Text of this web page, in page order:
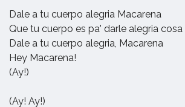
Dale a tu cuerpo alegria Macarena
Que tu cuerpo es pa' darle alegria cosa
Dale a tu cuerpo alegria, Macarena
Hey Macarena!
(Ay!)
(Ay! Ay!)